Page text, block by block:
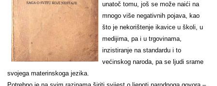
unatoč tomu, još se može naići na
mnogo više negativnih pojava, kao
što je nekorištenje ikavice u školi, u
medijima, pa i u trgovinama,
inzistiranje na standardu i to
većinskog naroda, pa se ljudi srame
svojega materinskoga jezika.